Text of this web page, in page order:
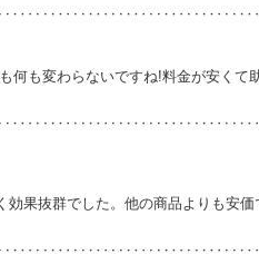
何も変わらないですね!料金が安くて
果抜群でした。他の商品よりも安価